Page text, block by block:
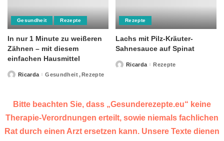
Gesundheit Rezepte
In nur 1 Minute zu weißeren
Zähnen – mit diesem
einfachen Hausmittel
PostedRicarda Gesundheit Rezepte
Rezepte
Lachs mit Pilz-Kräuter-
Sahnesauce auf Spinat
PostedRicarda Rezepte
Bitte beachten Sie, dass „Gesunderezepte.eu“ keine
Therapie-Verordnungen erteilt, sowie niemals fachlichen
Rat durch einen Arzt ersetzen kann. Unsere Texte dienen